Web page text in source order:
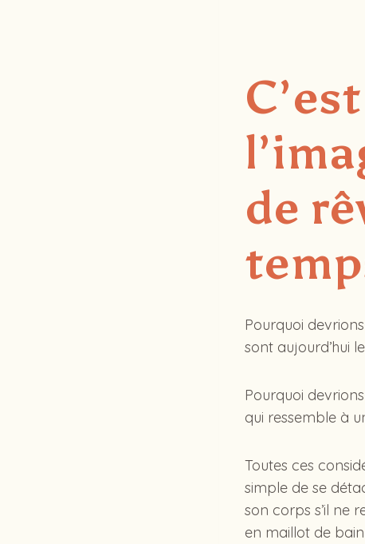
de
Pourquoi
sont aujourd’hui
Pourquoi
qui ressemble à
Toutes ces
simple de se
son corps s’il ne
en maillot de